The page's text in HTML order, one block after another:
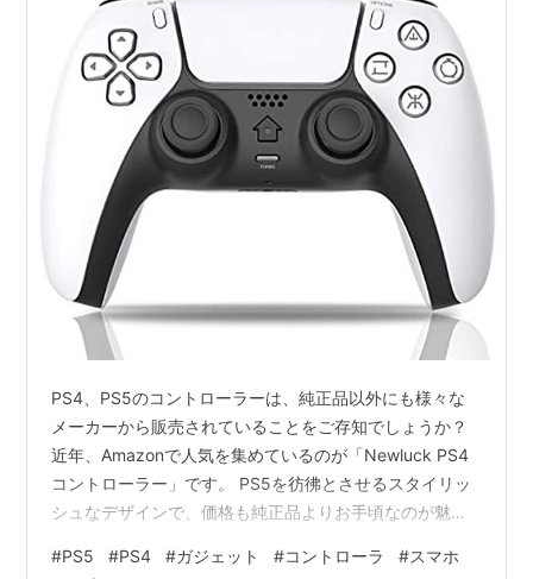
PS4、PS5のコントローラーは、純正品以外にも様々な
メーカーから販売されていることをご存知でしょうか？
近年、Amazonで人気を集めているのが「Newluck PS4
コントローラー」です。 PS5を彷彿とさせるスタイリッ
シュなデザインで、価格も純正品よりお手頃なのが魅力
使えるのか、スマホのゲームコントローラとして使える
#PS5 #PS4 #ガジェット #コントローラ #スマホ